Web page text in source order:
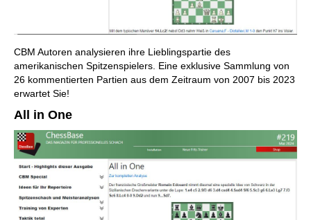
CBM Autoren analysieren ihre Lieblingspartie des
amerikanischen Spitzenspielers. Eine exklusive Sammlung von
26 kommentierten Partien aus dem Zeitraum von 2007 bis 2023
erwartet Sie!
All in One